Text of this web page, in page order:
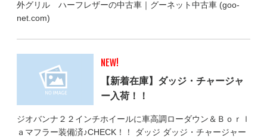
外グリル ハーフレザーの中古車｜グーネット中古車 (goo-
net.com)
NEW!
【新着在庫】ダッジ・チャージャ
ー入荷！！
ジオバンナ２２インチホイールに車高調ローダウン＆Ｂｏｒｌ
ａマフラー装備済♪CHECK！！ ダッジ ダッジ・チャージャー